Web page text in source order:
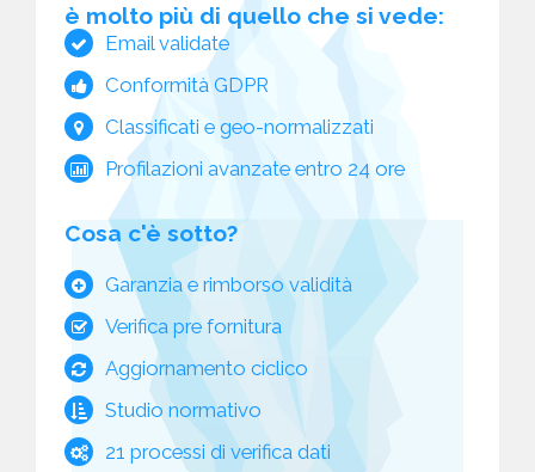
è molto più di quello che si vede:
Email validate
Conformità GDPR
Classificati e geo-normalizzati
Profilazioni avanzate entro 24 ore
Cosa c'è sotto?
Garanzia e rimborso validità
Verifica pre fornitura
Aggiornamento ciclico
Studio normativo
21 processi di verifica dati